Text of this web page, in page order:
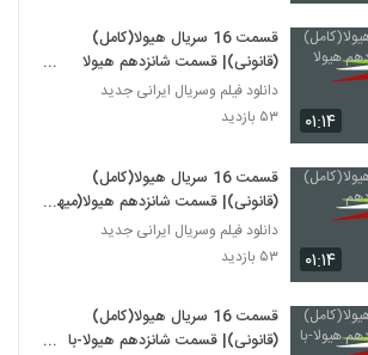
۰۱:۱۴
قسمت 16 سریال هیولا(کامل)
(قانونی)| قسمت شانزدهم هیولا
(قانونی)
دانلود فیلم وسریال ایرانی جدید
۵۳ بازدید
۰۱:۱۴
قسمت 16 سریال هیولا(کامل)
(قانونی)| قسمت شانزدهم هیولا(میهن
ویدئو)
دانلود فیلم وسریال ایرانی جدید
۵۳ بازدید
قسمت 16 سریال هیولا(کامل)
(قانونی)| قسمت شانزدهم هیولا-با